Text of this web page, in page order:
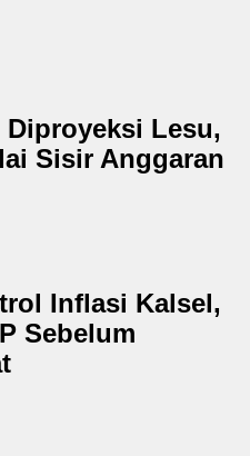
Diproyeksi Lesu,
Sisir Anggaran
Inflasi Kalsel,
Sebelum